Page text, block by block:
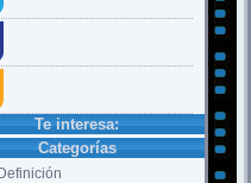
Te interesa:
Categorías